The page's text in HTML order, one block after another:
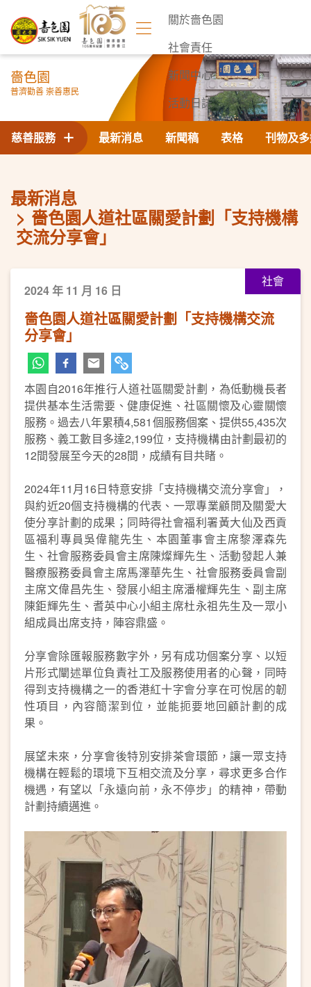
關於嗇色園
社會責任
新聞中心
活動日誌
聯絡我們
嗇色園
普濟勸善 崇善惠民
最新消息 新聞稿 表格 刊物及
慈善服務
最新消息
嗇色園人道社區關愛計劃「支持機構
交流分享會」
社會
2024 年 11 月 16 日
嗇色園人道社區關愛計劃「支持機構交流
分享會」
本園自2016年推行人道社區關愛計劃，為低動機長者
提供基本生活需要、健康促進、社區關懷及心靈關懷
服務。過去八年累積4,581個服務個案、提供55,435次
服務、義工數目多達2,199位，支持機構由計劃最初的
12間發展至今天的28間，成績有目共睹。
2024年11月16日特意安排「支持機構交流分享會」，
與約近20個支持機構的代表、一眾專業顧問及關愛大
使分享計劃的成果；同時得社會福利署黃大仙及西貢
區福利專員吳偉龍先生、本園董事會主席黎澤森先
生、社會服務委員會主席陳燦輝先生、活動發起人兼
醫療服務委員會主席馬澤華先生、社會服務委員會副
主席文偉昌先生、發展小組主席潘權輝先生、副主席
陳鉅輝先生、耆英中心小組主席杜永祖先生及一眾小
組成員出席支持，陣容鼎盛。
分享會除匯報服務數字外，另有成功個案分享、以短
片形式闡述單位負責社工及服務使用者的心聲，同時
得到支持機構之一的香港紅十字會分享在可悅居的韌
性項目，內容簡潔到位，並能扼要地回顧計劃的成
果。
展望未來，分享會後特別安排茶會環節，讓一眾支持
機構在輕鬆的環境下互相交流及分享，尋求更多合作
機遇，有望以「永遠向前，永不停步」的精神，帶動
計劃持續邁進。